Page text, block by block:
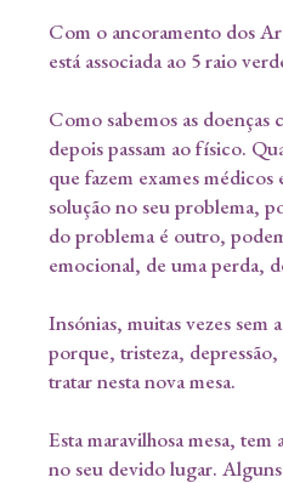
Com o ancoramento dos
está associada ao 5 raio
Como sabemos as
depois passam ao físico.
que fazem exames
solução no seu problema,
do problema é outro,
emocional, de uma perda,
Insónias, muitas vezes sem
porque, tristeza, depressão,
tratar nesta nova mesa.
Esta maravilhosa mesa,
no seu devido lugar.